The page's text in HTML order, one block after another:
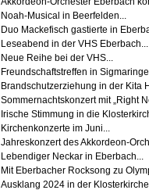
Noah-Musical in Beerfelden...
Duo Mackefisch gastierte in
Leseabend in der VHS Eberbach...
Neue Reihe bei der VHS...
Freundschaftstreffen in
Brandschutzerziehung in der Kita
Sommernachtskonzert mit „Right
Irische Stimmung in die
Kirchenkonzerte im Juni...
Jahreskonzert des Akkordeon-
Lebendiger Neckar in Eberbach...
Mit Eberbacher Rocksong zu
Ausklang 2024 in der